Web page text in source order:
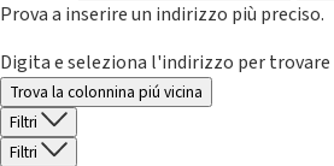
Prova a inserire un indirizzo più preciso.
Digita e seleziona l'indirizzo per
Trova la colonnina piú vicina
Filtri
Filtri